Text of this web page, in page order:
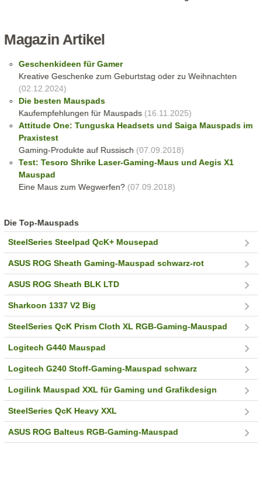
Magazin Artikel
Geschenkideen für Gamer
Kreative Geschenke zum Geburtstag oder zu Weihnachten
(02.12.2024)
Die besten Mauspads
Kaufempfehlungen für Mauspads(16.11.2025)
Attitude One: Tunguska Headsets und Saiga Mauspads im
Praxistest
Gaming-Produkte auf Russisch (07.09.2018)
Test: Tesoro Shrike Laser-Gaming-Maus und Aegis X1
Mauspad
Eine Maus zum Wegwerfen?(07.09.2018)
Die Top-Mauspads
SteelSeries Steelpad QcK+ Mousepad
ASUS ROG Sheath Gaming-Mauspad schwarz-rot
ASUS ROG Sheath BLK LTD
Sharkoon 1337 V2 Big
SteelSeries QcK Prism Cloth XL RGB-Gaming-Mauspad
Logitech G440 Mauspad
Logitech G240 Stoff-Gaming-Mauspad schwarz
Logilink Mauspad XXL für Gaming und Grafikdesign
SteelSeries QcK Heavy XXL
ASUS ROG Balteus RGB-Gaming-Mauspad